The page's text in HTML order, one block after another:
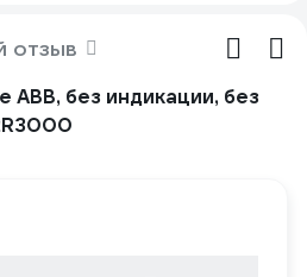
отзыв
без индикации, без